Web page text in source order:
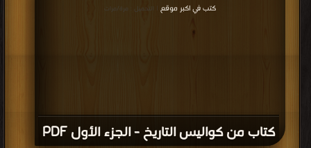
كتاب من كواليس التاريخ - الجزء الأول PDF